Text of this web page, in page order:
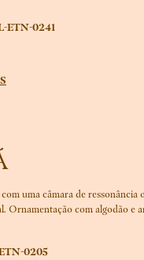
ETN-0241
uma câmara de ressonância
Ornamentação com algodão e
0205